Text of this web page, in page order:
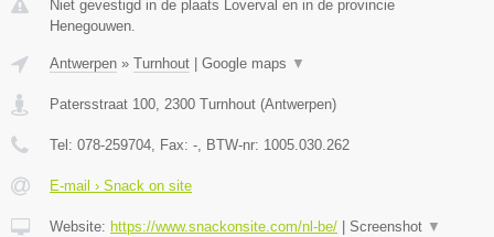
Niet gevestigd in de plaats Loverval en in de provincie
Henegouwen.
Antwerpen » Turnhout Google maps ▼
Patersstraat 100, 2300 Turnhout (Antwerpen)
Tel: 078-259704, Fax: -, BTW-nr: 1005.030.262
E-mail › Snack on site
Website: https://www.snackonsite.com/nl-be/ Screenshot ▼